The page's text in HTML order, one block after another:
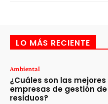
LO MÁS RECIENTE
Ambiental
¿Cuáles son las mejores
empresas de gestión de
residuos?